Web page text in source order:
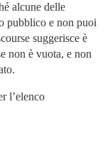
alcune delle
pubblico e non puoi
suggerisce è
non è vuota, e non
l’elenco